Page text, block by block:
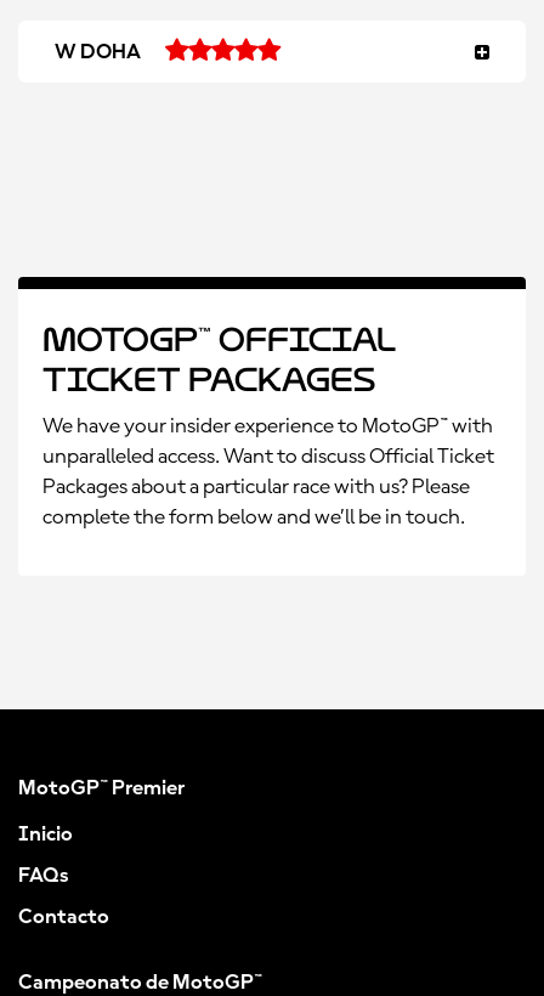
W DOHA
MotoGP™ Official
Ticket Packages
We have your insider experience to MotoGP™ with
unparalleled access. Want to discuss Official Ticket
Packages about a particular race with us? Please
complete the form below and we’ll be in touch.
MotoGP™ Premier
Inicio
FAQs
Contacto
Campeonato de MotoGP™